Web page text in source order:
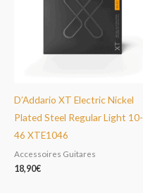
D’Addario XT Electric Nickel
Plated Steel Regular Light 10-
46 XTE1046
Accessoires Guitares
18,90€